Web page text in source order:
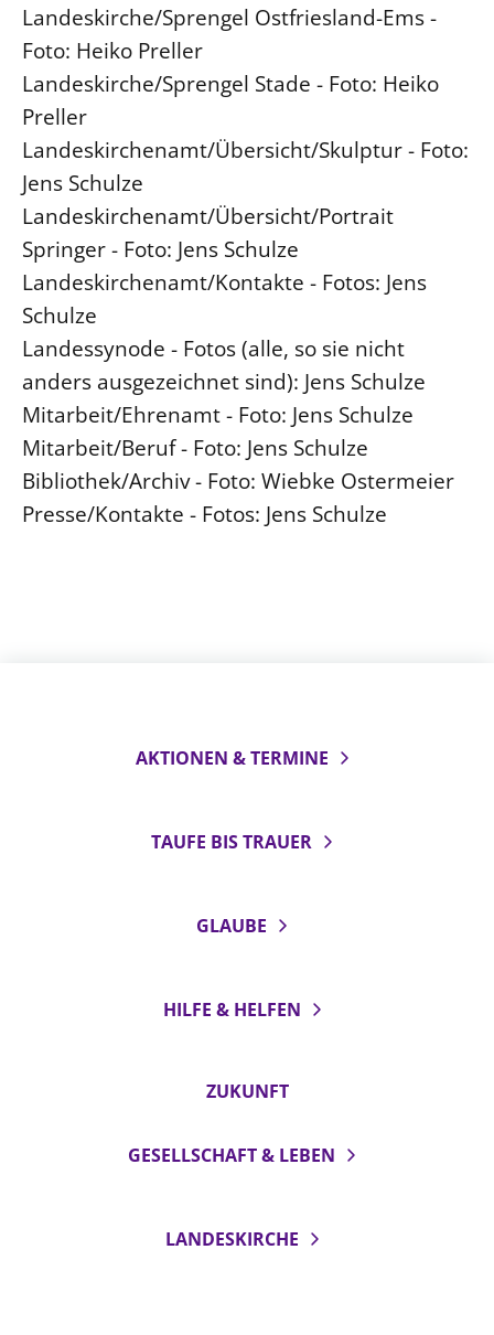
Landeskirche/Sprengel Ostfriesland-Ems -
Foto: Heiko Preller
Landeskirche/Sprengel Stade - Foto: Heiko
Preller
Landeskirchenamt/Übersicht/Skulptur - Foto:
Jens Schulze
Landeskirchenamt/Übersicht/Portrait
Springer - Foto: Jens Schulze
Landeskirchenamt/Kontakte - Fotos: Jens
Schulze
Landessynode - Fotos (alle, so sie nicht
anders ausgezeichnet sind): Jens Schulze
Mitarbeit/Ehrenamt - Foto: Jens Schulze
Mitarbeit/Beruf - Foto: Jens Schulze
Bibliothek/Archiv - Foto: Wiebke Ostermeier
Presse/Kontakte - Fotos: Jens Schulze
AKTIONEN & TERMINE
TAUFE BIS TRAUER
GLAUBE
HILFE & HELFEN
ZUKUNFT
GESELLSCHAFT & LEBEN
LANDESKIRCHE